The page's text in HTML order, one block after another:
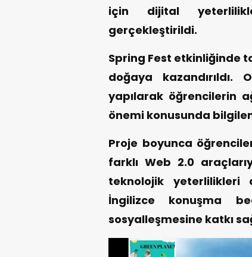
için dijital
gerçekleştirildi.
Spring Fest etkinliğinde
doğaya kazandırıldı.
yapılarak öğrencilerin
önemi konusunda
Proje boyunca
farklı Web 2.0
teknolojik yeterlilikleri
İngilizce konuşma
sosyalleşmesine katkı